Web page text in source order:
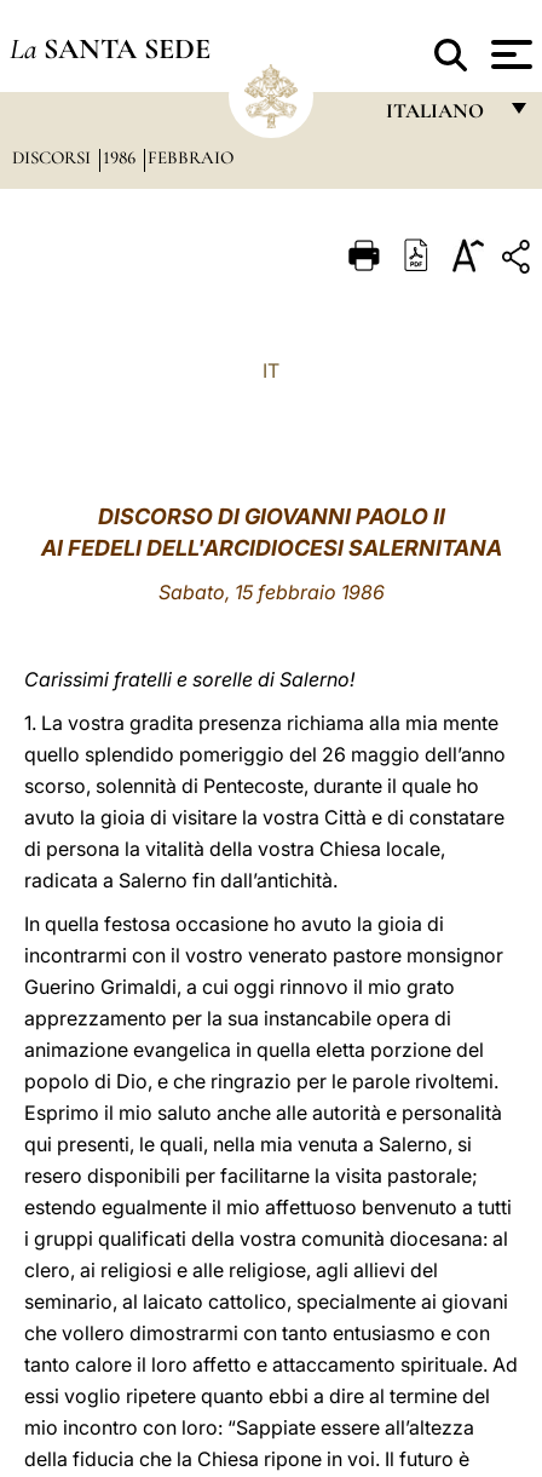
La SANTA SEDE
ITALIANO
ITALIANO
中文
LATINE
DISCORSI 1986 FEBBRAIO
IT
DISCORSO DI GIOVANNI PAOLO II
AI FEDELI DELL'ARCIDIOCESI SALERNITANA
Sabato, 15 febbraio 1986
Carissimi fratelli e sorelle di Salerno!
1. La vostra gradita presenza richiama alla mia mente
quello splendido pomeriggio del 26 maggio dell’anno
scorso, solennità di Pentecoste, durante il quale ho
avuto la gioia di visitare la vostra Città e di constatare
di persona la vitalità della vostra Chiesa locale,
radicata a Salerno fin dall’antichità.
In quella festosa occasione ho avuto la gioia di
incontrarmi con il vostro venerato pastore monsignor
Guerino Grimaldi, a cui oggi rinnovo il mio grato
apprezzamento per la sua instancabile opera di
animazione evangelica in quella eletta porzione del
popolo di Dio, e che ringrazio per le parole rivoltemi.
Esprimo il mio saluto anche alle autorità e personalità
qui presenti, le quali, nella mia venuta a Salerno, si
resero disponibili per facilitarne la visita pastorale;
estendo egualmente il mio affettuoso benvenuto a tutti
i gruppi qualificati della vostra comunità diocesana: al
clero, ai religiosi e alle religiose, agli allievi del
seminario, al laicato cattolico, specialmente ai giovani
che vollero dimostrarmi con tanto entusiasmo e con
tanto calore il loro affetto e attaccamento spirituale. Ad
essi voglio ripetere quanto ebbi a dire al termine del
mio incontro con loro: “Sappiate essere all’altezza
della fiducia che la Chiesa ripone in voi. Il futuro è